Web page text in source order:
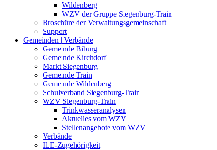
Wildenberg
WZV der Gruppe Siegenburg-Train
Broschüre der Verwaltungsgemeinschaft
Support
Gemeinden | Verbände
Gemeinde Biburg
Gemeinde Kirchdorf
Markt Siegenburg
Gemeinde Train
Gemeinde Wildenberg
Schulverband Siegenburg-Train
WZV Siegenburg-Train
Trinkwasseranalysen
Aktuelles vom WZV
Stellenangebote vom WZV
Verbände
ILE-Zugehörigkeit